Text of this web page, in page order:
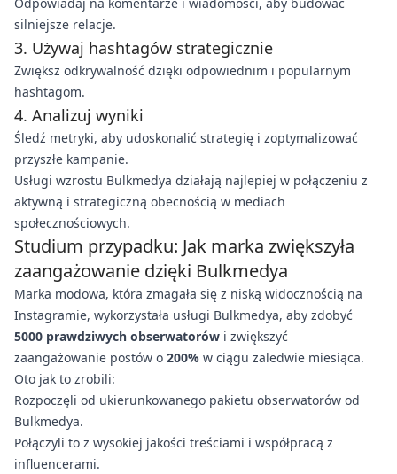
silniejsze relacje.
3. Używaj hashtagów strategicznie
Zwiększ odkrywalność dzięki odpowiednim i popularnym
hashtagom.
4. Analizuj wyniki
Śledź metryki, aby udoskonalić strategię i zoptymalizować
przyszłe kampanie.
Usługi wzrostu Bulkmedya działają najlepiej w połączeniu z
aktywną i strategiczną obecnością w mediach
społecznościowych.
Studium przypadku: Jak marka zwiększyła
zaangażowanie dzięki Bulkmedya
Marka modowa, która zmagała się z niską widocznością na
Instagramie, wykorzystała usługi Bulkmedya, aby zdobyć
5000 prawdziwych obserwatorów i zwiększyć
zaangażowanie postów o 200% w ciągu zaledwie miesiąca.
Oto jak to zrobili:
Rozpoczęli od ukierunkowanego pakietu obserwatorów od
Bulkmedya.
Połączyli to z wysokiej jakości treściami i współpracą z
influencerami.